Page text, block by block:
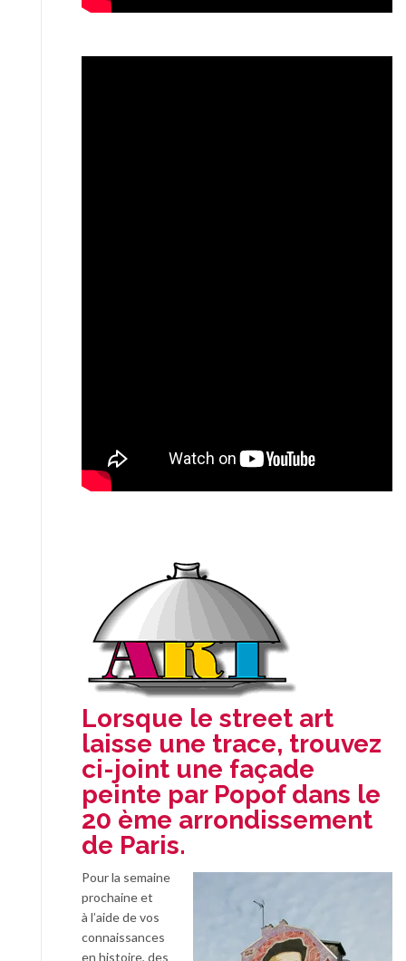
Lorsque le street art
laisse une trace, trouvez
ci-joint une façade
peinte par Popof dans le
20 ème arrondissement
de Paris.
Pour la semaine
prochaine et
à l’aide de vos
connaissances
en histoire, des